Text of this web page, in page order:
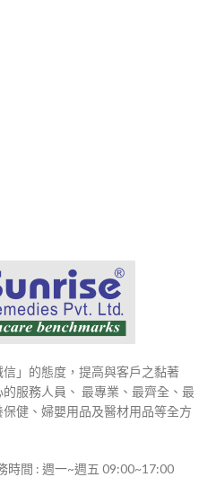
」的態度，提高與客戶之黏著
服務人員、 最專業、最齊全、最
健、婦嬰用品及醫材用品等全方
時間 : 週一~週五 09:00~17:00